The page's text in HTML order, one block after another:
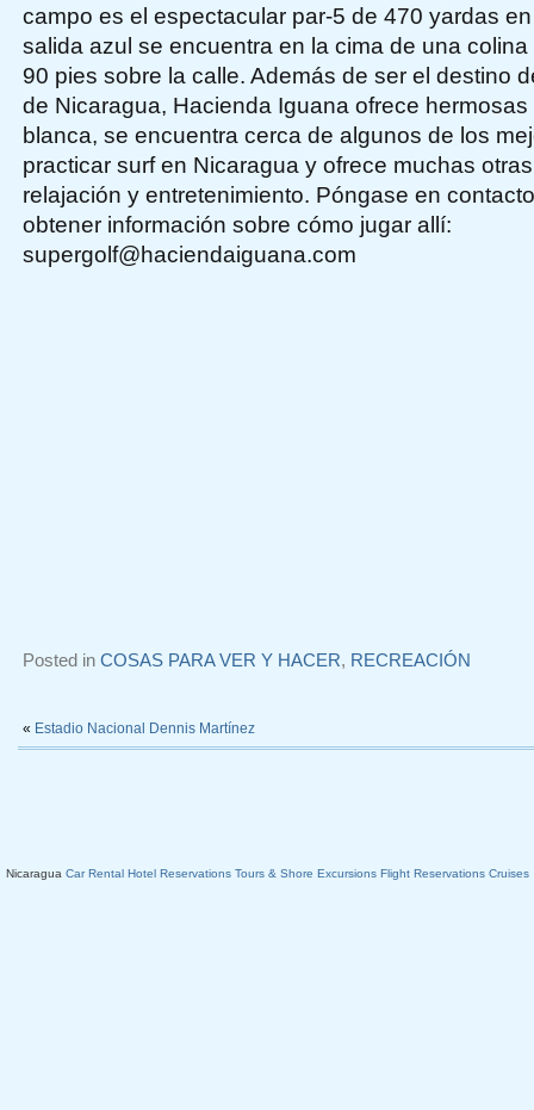
campo es el espectacular par-5 de 470 yardas
salida azul se encuentra en la cima de una
90 pies sobre la calle. Además de ser el destino
de Nicaragua, Hacienda Iguana ofrece
blanca, se encuentra cerca de algunos de los
practicar surf en Nicaragua y ofrece muchas
relajación y entretenimiento. Póngase en
obtener información sobre cómo jugar allí:
supergolf@haciendaiguana.com
Posted in COSAS PARA VER Y HACER, RECREACIÓN
« Estadio Nacional Dennis Martínez
Nicaragua Car Rental Hotel Reservations Tours & Shore Excursions Flight Reservations Cruises